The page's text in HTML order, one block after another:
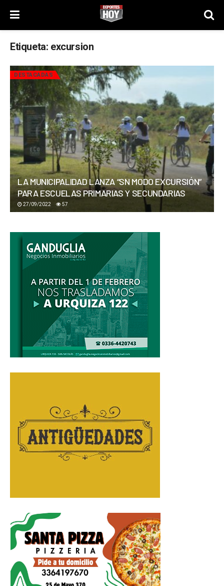
Etiqueta: excursion
DESTACADAS
LA MUNICIPALIDAD LANZA “SN MODO EXCURSIÓN”
PARA ESCUELAS PRIMARIAS Y SECUNDARIAS
27/09/2022 57